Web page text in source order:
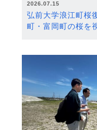
2026.07.15
弘前大学浪江町桜
町・富岡町の桜を